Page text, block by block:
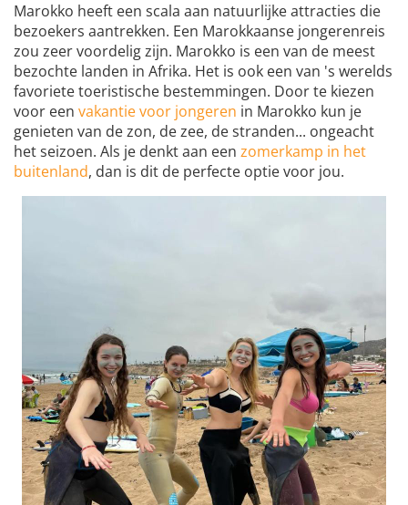
Marokko heeft een scala aan natuurlijke attracties die
bezoekers aantrekken. Een Marokkaanse jongerenreis
zou zeer voordelig zijn. Marokko is een van de meest
bezochte landen in Afrika. Het is ook een van 's werelds
favoriete toeristische bestemmingen. Door te kiezen
voor een vakantie voor jongeren in Marokko kun je
genieten van de zon, de zee, de stranden... ongeacht
het seizoen. Als je denkt aan een zomerkamp in het
buitenland, dan is dit de perfecte optie voor jou.